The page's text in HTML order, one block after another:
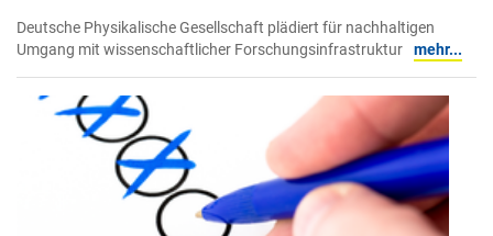
Deutsche Physikalische Gesellschaft plädiert für nachhaltigen
Umgang mit wissenschaftlicher Forschungsinfrastruktur mehr...